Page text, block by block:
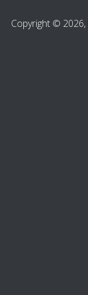
Copyright © 2026,